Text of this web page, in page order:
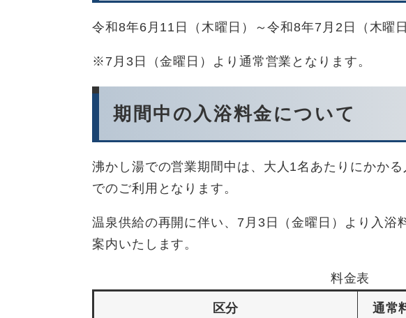
令和8年6月11日（木曜日）～令和8年7月2日（木曜
※7月3日（金曜日）より通常営業となります。
期間中の入浴料金について
沸かし湯での営業期間中は、大人1名あたりにかか
でのご利用となります。
温泉供給の再開に伴い、7月3日（金曜日）より入浴
案内いたします。
料金表
区分 通常